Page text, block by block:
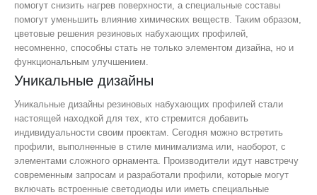
помогут снизить нагрев поверхности, а специальные составы
помогут уменьшить влияние химических веществ. Таким образом,
цветовые решения резиновых набухающих профилей,
несомненно, способны стать не только элементом дизайна, но и
функциональным улучшением.
Уникальные дизайны
Уникальные дизайны резиновых набухающих профилей стали
настоящей находкой для тех, кто стремится добавить
индивидуальности своим проектам. Сегодня можно встретить
профили, выполненные в стиле минимализма или, наоборот, с
элементами сложного орнамента. Производители идут навстречу
современным запросам и разработали профили, которые могут
включать встроенные светодиоды или иметь специальные